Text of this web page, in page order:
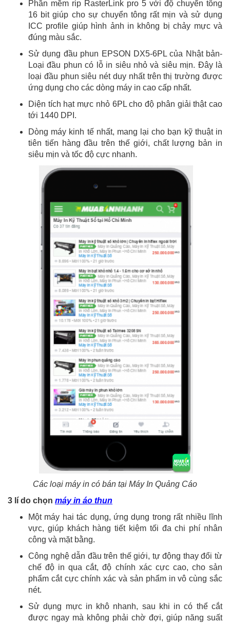
Phần mềm rip RasterLink pro 5 với độ chuyển tông
16 bit giúp cho sự chuyển tông rất mịn và sử dụng
ICC profile giúp hình ảnh in không bị chảy mực và
đúng màu sắc.
Sử dụng đầu phun EPSON DX5-6PL của Nhật bản-
Loại đầu phun có lỗ in siêu nhỏ và siêu mịn. Đây là
loại đầu phun siêu nét duy nhất trên thị trường được
ứng dụng cho các dòng máy in cao cấp nhất.
Diện tích hạt mực nhỏ 6PL cho độ phân giải thật cao
tới 1440 DPI.
Dòng máy kinh tế nhất, mang lại cho bạn kỹ thuật in
tiên tiến hàng đầu trên thế giới, chất lượng bản in
siêu mịn và tốc độ cực nhanh.
Các loại máy in có bán tại Máy In Quảng Cáo
3 lí do chọn máy in áo thun
Một máy hai tác dụng, ứng dụng trong rất nhiều lĩnh
vực, giúp khách hàng tiết kiệm tối đa chi phí nhân
công và mặt bằng.
Công nghệ dẫn đầu trên thế giới, tự động thay đổi từ
chế độ in qua cắt, độ chính xác cực cao, cho sản
phẩm cắt cực chính xác và sản phẩm in vô cùng sắc
nét.
Sử dụng mực in khô nhanh, sau khi in có thể cắt
được ngay mà không phải chờ đợi, giúp năng suất